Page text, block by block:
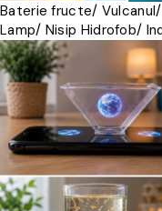
Baterie fructe/
Lamp/ Nisip Hidrofob/